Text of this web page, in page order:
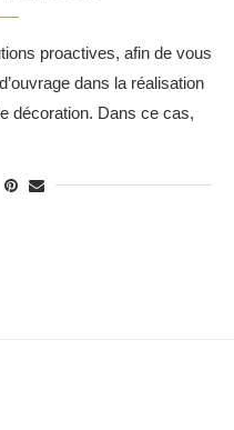
proactives, afin de vous
dans la réalisation
décoration. Dans ce cas,